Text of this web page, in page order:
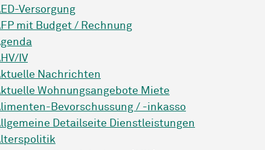
Versorgung
mit Budget / Rechnung
IV
Nachrichten
Wohnungsangebote Miete
Bevorschussung / -inkasso
Detailseite Dienstleistungen